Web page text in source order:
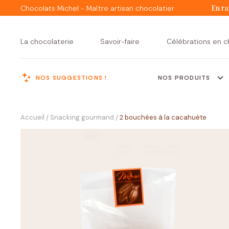
Chocolats Michel - Maître artisan chocolatier En
La chocolaterie Savoir-faire Célébrations en
NOS SUGGESTIONS ! NOS PRODUITS
Assortiments de
Accueil / Snacking gourmand /2 bouchées à la cacahuète